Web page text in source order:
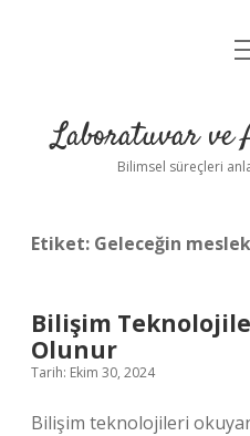
Yasal
Laboratuvar ve
Bilimsel süreçleri
Etiket: Geleceğin
Bilişim
Olunur
Tarih: Ekim 30, 2024
Bilişim teknolojileri okuyan